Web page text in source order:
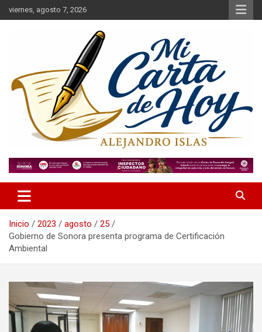
Saltar
al
viernes, agosto 7, 2026
Mi Carta de Hoy
Inicio 2023 agosto
25
Gobierno de Sonora presenta programa de Certificación
Ambiental